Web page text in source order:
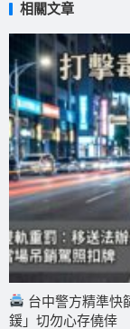
相關文章
台中警方精準快
鍰」切勿心存僥倖